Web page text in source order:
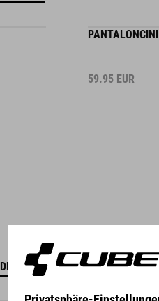
DETTAGLI
59.95 EUR